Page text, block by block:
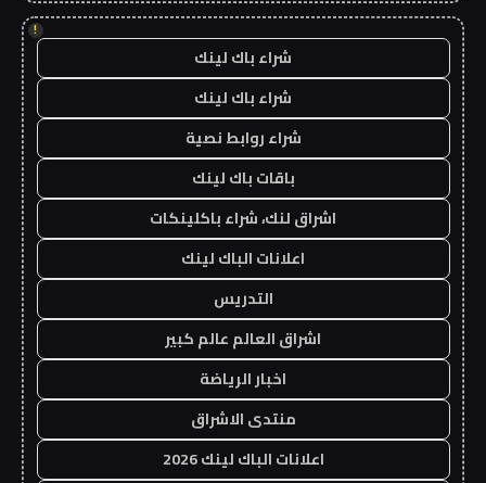
!
شراء باك لينك
شراء باك لينك
شراء روابط نصية
باقات باك لينك
اشراق لنك، شراء باكلينكات
اعلانات الباك لينك
التدريس
اشراق العالم عالم كبير
اخبار الرياضة
منتدى الاشراق
اعلانات الباك لينك 2026